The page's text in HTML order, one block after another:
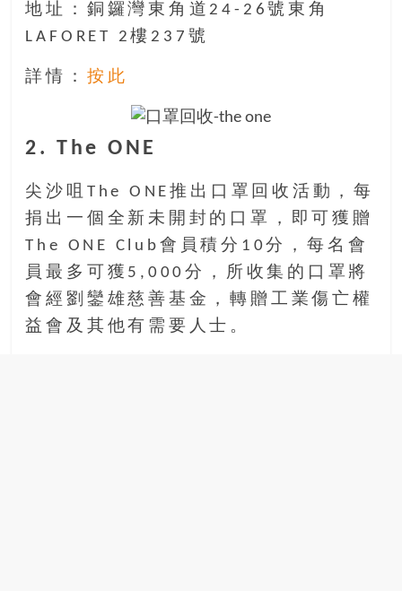
地址：銅鑼灣東角道24-26號東角
LAFORET 2樓237號
詳情： 按此
2. The ONE
尖沙咀The ONE推出口罩回收活動，每
捐出一個全新未開封的口罩，即可獲贈
The ONE Club會員積分10分，每名會
員最多可獲5,000分，所收集的口罩將
會經劉鑾雄慈善基金，轉贈工業傷亡權
益會及其他有需要人士。